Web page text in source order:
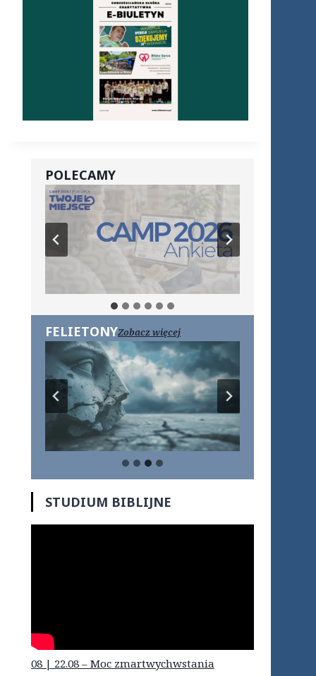
POLECAMY
FELIETONYZobacz więcej
STUDIUM BIBLIJNE
08 | 22.08 – Moc zmartwychwstania